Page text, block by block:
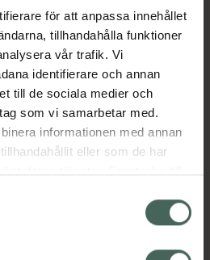
för att anpassa innehållet
tillhandahålla funktioner
vår trafik. Vi
identifierare och annan
till de sociala medier och
som vi samarbetar med.
informationen med annan
eller som de har
webbplatsens
samtycke påverkar inte
som skett innan återkallelsen.
Ozempic
Dölj